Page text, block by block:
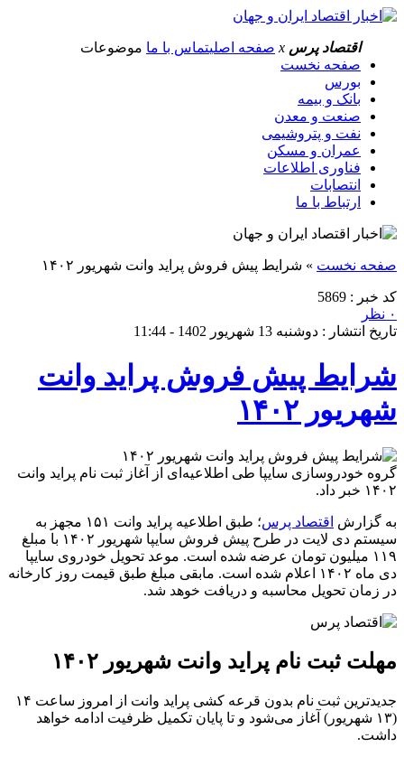
اقتصاد پرس x صفحه اصلیتماس با ما موضوعات
صفحه نخست
بورس
بانک و بیمه
صنعت و معدن
نفت و پتروشیمی
عمران و مسکن
فناوری اطلاعات
انتصابات
ارتباط با ما
صفحه نخست » شرایط پیش فروش پراید وانت شهریور ۱۴۰۲
کد خبر : 5869
۰ نظر
تاریخ انتشار : دوشنبه 13 شهریور 1402 - 11:44
شرایط پیش فروش پراید وانت
شهریور ۱۴۰۲
گروه خودروسازی سایپا طی اطلاعیه‌ای از آغاز ثبت نام پراید وانت
۱۴۰۲ خبر داد.
به گزارش اقتصاد پرس
؛ طبق اطلاعیه پراید وانت ۱۵۱ مجهز به
سیستم دی لایت در طرح پیش فروش سایپا شهریور ۱۴۰۲ با مبلغ
۱۱۹ میلیون تومان عرضه شده است. موعد تحویل خودروی سایپا
دی ماه ۱۴۰۲ اعلام شده است. مابقی مبلغ طبق قیمت روز کارخانه
در زمان تحویل محاسبه و دریافت خوهد شد.
مهلت ثبت نام پراید وانت شهریور ۱۴۰۲
جدیدترین ثبت نام بدون قرعه کشی پراید وانت از امروز ساعت ۱۴
(۱۳ شهریور) آغاز می‌شود و تا پایان تکمیل ظرفیت ادامه خواهد
داشت.